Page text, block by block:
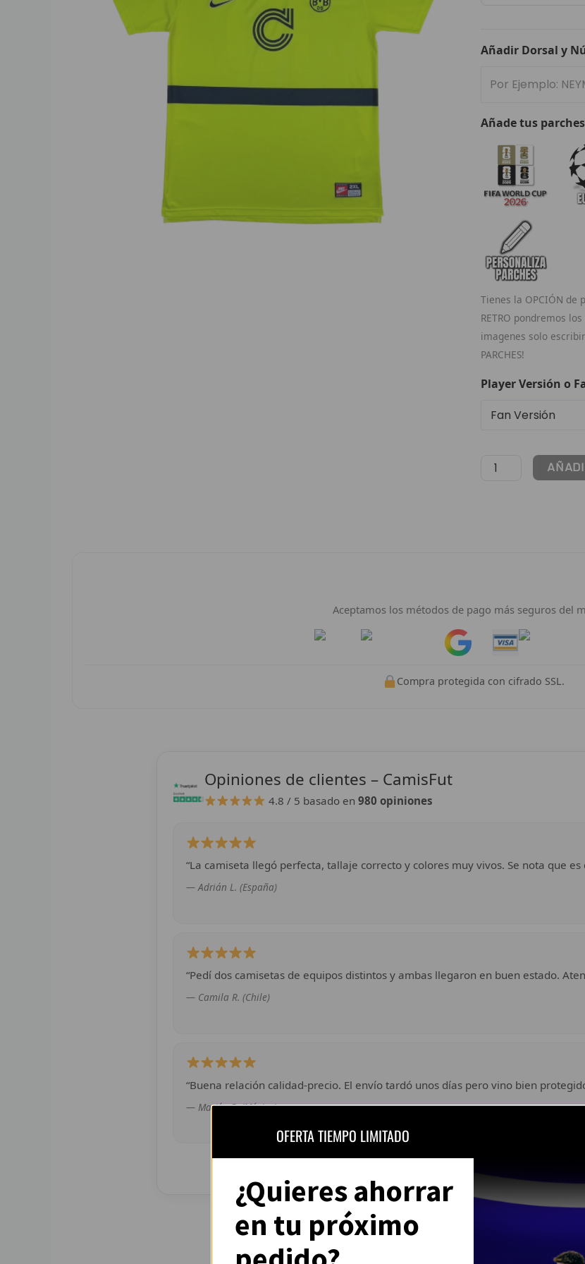
Añadir Dorsal y
Añade tus
Tienes la OPCIÓN de
RETRO pondremos
imagenes solo
PARCHES!
Player Versión o
cantidad
Aceptamos los métodos de pago más seguros del
Pay Pay
Compra protegida con cifrado SSL.
Opiniones de clientes – CamisFut
4.8 / 5 basado en 980 opiniones
“La camiseta llegó perfecta, tallaje correcto y colores muy vivos. Se nota que es
— Adrián L. (España)
“Pedí dos camisetas de equipos distintos y ambas llegaron en buen estado.
— Camila R. (Chile)
“Buena relación calidad-precio. El envío tardó unos días pero vino bien
— Martín G. (México)
OFERTA TIEMPO LIMITADO
¿Quieres ahorrar
en tu próximo